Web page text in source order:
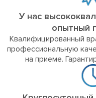
У нас
опытный
Квалифицированный
профессиональную
на приеме.